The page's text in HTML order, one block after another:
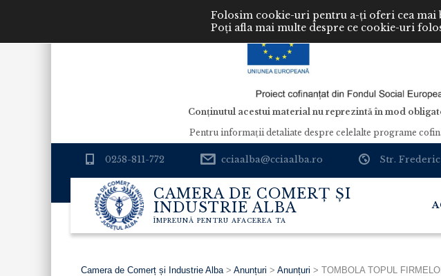
Conținutul acestui material nu reprezintă în mod
Pentru informaţii detaliate despre celelalte programe
0258-811-772 cciaalba@cciaalba.ro Str.
CAMERA DE COMERȚ ȘI
INDUSTRIE ALBA
ÎMPREUNĂ PENTRU AFACEREA TA
Camera de Comerț și Industrie Alba > Anunțuri > Anunțuri > TOMBOLA TOPUL
Folosim cookie-uri pentru a-ți oferi cea mai
Poți afla mai multe despre ce cookie-uri